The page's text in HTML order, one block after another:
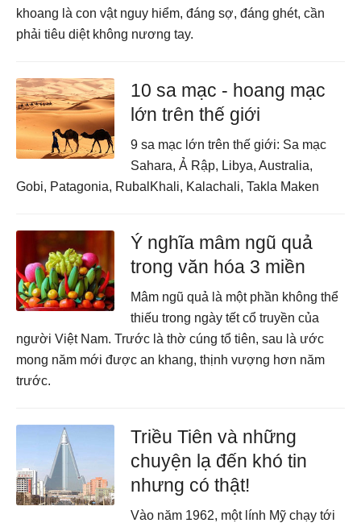
khoang là con vật nguy hiểm, đáng sợ, đáng ghét, cần
phải tiêu diệt không nương tay.
10 sa mạc - hoang mạc
lớn trên thế giới
9 sa mạc lớn trên thế giới: Sa mạc
Sahara, Ả Rập, Libya, Australia,
Gobi, Patagonia, RubalKhali, Kalachali, Takla Maken
Ý nghĩa mâm ngũ quả
trong văn hóa 3 miền
Mâm ngũ quả là một phần không thể
thiếu trong ngày tết cổ truyền của
người Việt Nam. Trước là thờ cúng tổ tiên, sau là ước
mong năm mới được an khang, thịnh vượng hơn năm
trước.
Triều Tiên và những
chuyện lạ đến khó tin
nhưng có thật!
Vào năm 1962, một lính Mỹ chạy tới